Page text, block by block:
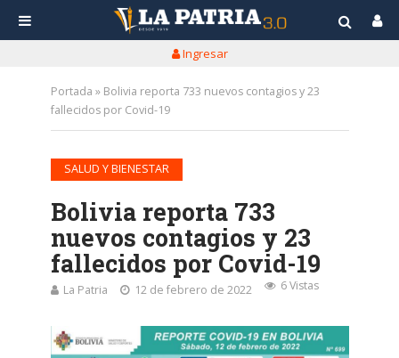
Ingresar
Portada » Bolivia reporta 733 nuevos contagios y 23
fallecidos por Covid-19
SALUD Y BIENESTAR
Bolivia reporta 733
nuevos contagios y 23
fallecidos por Covid-19
La Patria 12 de febrero de 2022 6 Vistas